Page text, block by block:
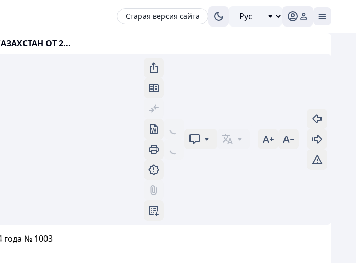
Старая версия сайта
ОТ 2...
года № 1003